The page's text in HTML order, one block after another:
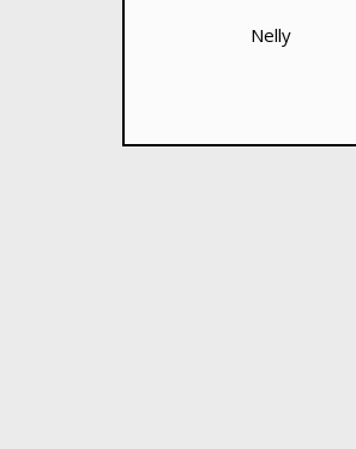
Nelly